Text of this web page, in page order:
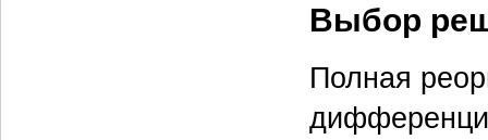
Выбор
Полная